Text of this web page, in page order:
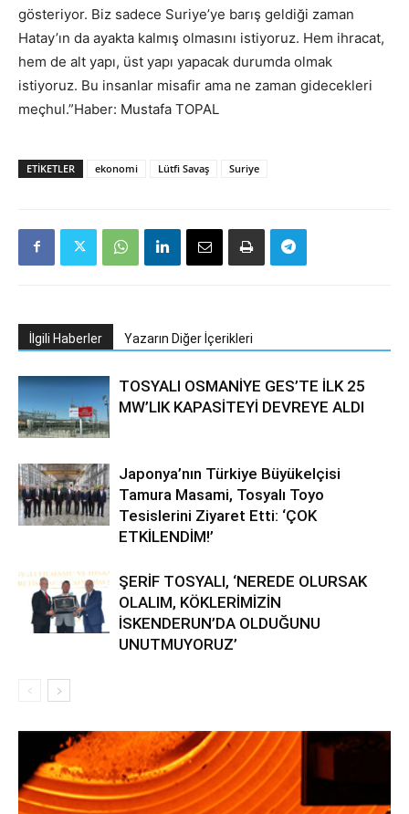
gösteriyor. Biz sadece Suriye’ye barış geldiği zaman
Hatay’ın da ayakta kalmış olmasını istiyoruz. Hem ihracat,
hem de alt yapı, üst yapı yapacak durumda olmak
istiyoruz. Bu insanlar misafir ama ne zaman gidecekleri
meçhul.”Haber: Mustafa TOPAL
ETIKETLER ekonomi Lütfi Savaş Suriye
İlgili Haberler Yazarın Diğer İçerikleri
TOSYALI OSMANİYE GES’TE İLK 25
MW’LIK KAPASİTEYİ DEVREYE ALDI
Japonya’nın Türkiye Büyükelçisi
Tamura Masami, Tosyalı Toyo
Tesislerini Ziyaret Etti: ‘ÇOK
ETKİLENDİM!’
ŞERİF TOSYALI, ‘NEREDE OLURSAK
OLALIM, KÖKLERİMİZİN
İSKENDERUN’DA OLDUĞUNU
UNUTMUYORUZ’